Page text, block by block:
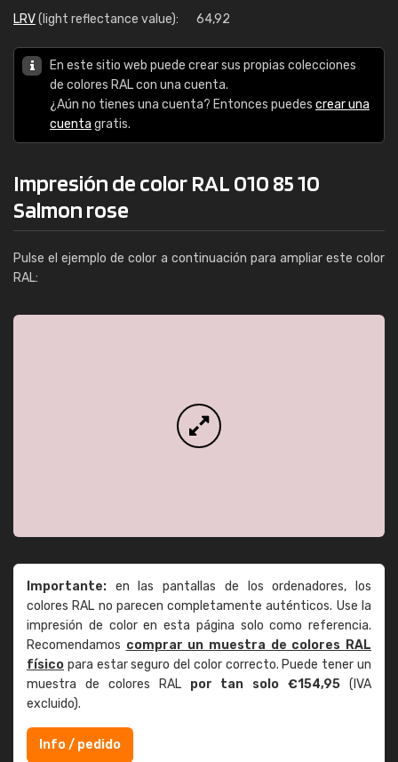
LRV(light reflectance value): 64,92
En este sitio web puede crear sus propias colecciones
de colores RAL con una cuenta.
¿Aún no tienes una cuenta? Entonces puedes crear una
cuenta gratis.
Impresión de color RAL 010 85 10
Salmon rose
Pulse el ejemplo de color a continuación para ampliar este color
RAL:
Importante: en las pantallas de los ordenadores, los
colores RAL no parecen completamente auténticos. Use la
impresión de color en esta página solo como referencia.
Recomendamos comprar un muestra de colores RAL
físico para estar seguro del color correcto. Puede tener un
muestra de colores RAL por tan solo €154,95 (IVA
excluido).
Info / pedido